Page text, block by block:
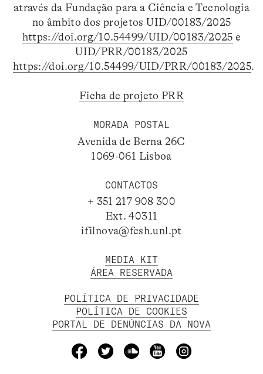
através da Fundação para a Ciência e Tecnologia
no âmbito dos projetos UID/00183/2025
https://doi.org/10.54499/UID/00183/2025 e
UID/PRR/00183/2025
https://doi.org/10.54499/UID/PRR/00183/2025.
Ficha de projeto PRR
MORADA POSTAL
Avenida de Berna 26C
1069-061 Lisboa
CONTACTOS
+ 351 217 908 300
Ext. 40311
ifilnova@fcsh.unl.pt
MEDIA KIT
ÁREA RESERVADA
POLÍTICA DE PRIVACIDADE
POLÍTICA DE COOKIES
PORTAL DE DENÚNCIAS DA NOVA